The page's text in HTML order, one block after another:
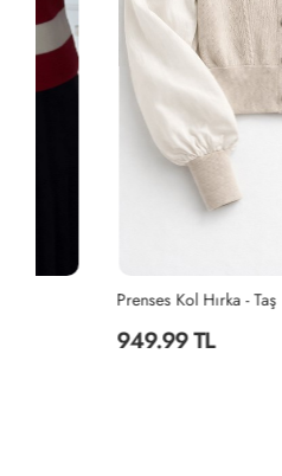
Prenses Kol Hırka - Taş
949.99 TL